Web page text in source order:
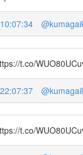
t.co/
t.co/